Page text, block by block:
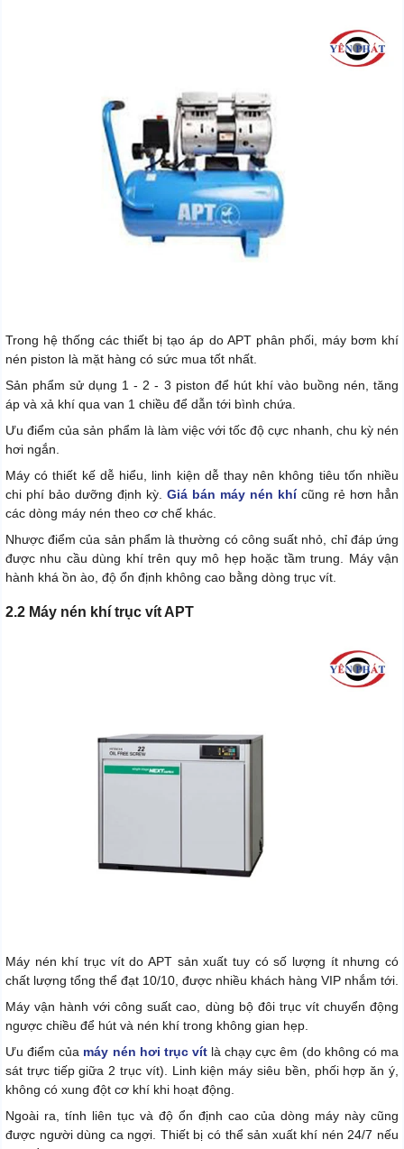
Trong hệ thống các thiết bị tạo áp do APT phân phối, máy bơm khí
nén piston là mặt hàng có sức mua tốt nhất.
Sản phẩm sử dụng 1 - 2 - 3 piston để hút khí vào buồng nén, tăng
áp và xả khí qua van 1 chiều để dẫn tới bình chứa.
Ưu điểm của sản phẩm là làm việc với tốc độ cực nhanh, chu kỳ nén
hơi ngắn.
Máy có thiết kế dễ hiểu, linh kiện dễ thay nên không tiêu tốn nhiều
chi phí bảo dưỡng định kỳ. Giá bán máy nén khícũng rẻ hơn hẳn
các dòng máy nén theo cơ chế khác.
Nhược điểm của sản phẩm là thường có công suất nhỏ, chỉ đáp ứng
được nhu cầu dùng khí trên quy mô hẹp hoặc tầm trung. Máy vận
hành khá ồn ào, độ ổn định không cao bằng dòng trục vít.
2.2 Máy nén khí trục vít APT
Máy nén khí trục vít do APT sản xuất tuy có số lượng ít nhưng có
chất lượng tổng thể đạt 10/10, được nhiều khách hàng VIP nhắm tới.
Máy vận hành với công suất cao, dùng bộ đôi trục vít chuyển động
ngược chiều để hút và nén khí trong không gian hẹp.
Ưu điểm của máy nén hơi trục vítlà chạy cực êm (do không có ma
sát trực tiếp giữa 2 trục vít). Linh kiện máy siêu bền, phối hợp ăn ý,
không có xung đột cơ khí khi hoạt động.
Ngoài ra, tính liên tục và độ ổn định cao của dòng máy này cũng
được người dùng ca ngợi. Thiết bị có thể sản xuất khí nén 24/7 nếu